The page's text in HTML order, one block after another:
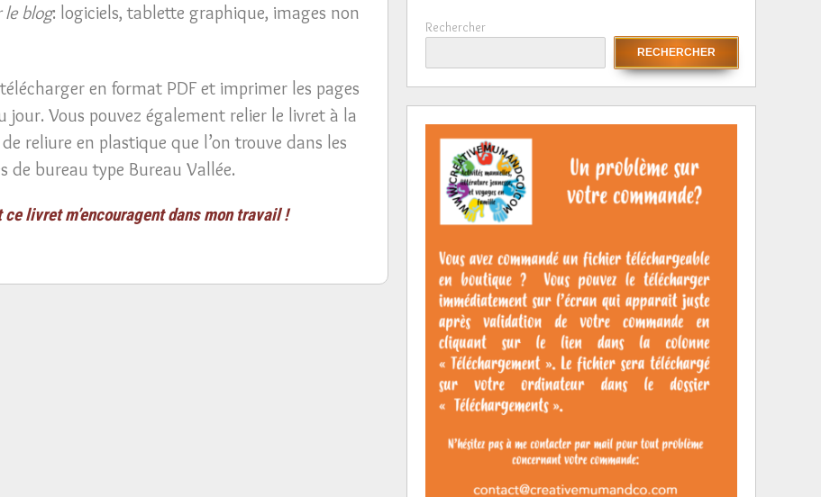
le blog: logiciels, tablette graphique, images non
en format PDF et imprimer les pages
Vous pouvez également relier le livret à la
reliure en plastique que l’on trouve dans les
de bureau type Bureau Vallée.
livret m’encouragent dans mon travail !
Rechercher
RECHERCHER